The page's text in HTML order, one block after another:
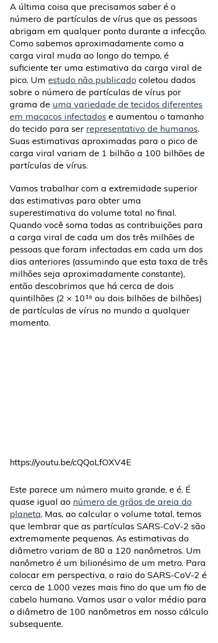
A última coisa que precisamos saber é o
número de partículas de vírus que as pessoas
abrigam em qualquer ponto durante a infecção.
Como sabemos aproximadamente como a
carga viral muda ao longo do tempo, é
suficiente ter uma estimativa da carga viral de
pico. Um estudo não publicado coletou dados
sobre o número de partículas de vírus por
grama de uma variedade de tecidos diferentes
em macacos infectados e aumentou o tamanho
do tecido para ser representativo de humanos.
Suas estimativas aproximadas para o pico de
carga viral variam de 1 bilhão a 100 bilhões de
partículas de vírus.
Vamos trabalhar com a extremidade superior
das estimativas para obter uma
superestimativa do volume total no final.
Quando você soma todas as contribuições para
a carga viral de cada um dos três milhões de
pessoas que foram infectadas em cada um dos
dias anteriores (assumindo que esta taxa de três
milhões seja aproximadamente constante),
então descobrimos que há cerca de dois
quintilhões (2 × 10¹⁸ ou dois bilhões de bilhões)
de partículas de vírus no mundo a qualquer
momento.
https://youtu.be/cQQoLfOXV4E
Este parece um número muito grande, e é. É
quase igual ao número de grãos de areia do
planeta. Mas, ao calcular o volume total, temos
que lembrar que as partículas SARS-CoV-2 são
extremamente pequenas. As estimativas do
diâmetro variam de 80 a 120 nanômetros. Um
nanômetro é um bilionésimo de um metro. Para
colocar em perspectiva, o raio do SARS-CoV-2 é
cerca de 1.000 vezes mais fino do que um fio de
cabelo humano. Vamos usar o valor médio para
o diâmetro de 100 nanômetros em nosso cálculo
subsequente.